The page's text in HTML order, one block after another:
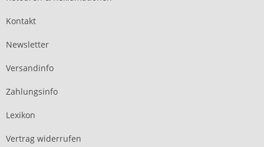
Kontakt
Newsletter
Versandinfo
Zahlungsinfo
Lexikon
Vertrag widerrufen